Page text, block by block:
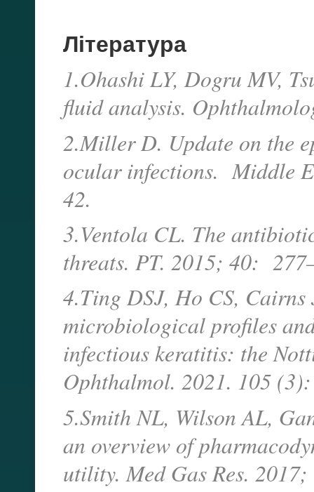
Література
1.Ohashi LY, Dogru MV,
fluid analysis.
2.Miller D. Update on the
ocular infections. Middle
42.
3.Ventola CL. The
threats. PT. 2015; 40:
4.Ting DSJ, Ho CS,
microbiological profiles
infectious keratitis: the
Ophthalmol. 2021. 105
5.Smith NL, Wilson AL,
an overview of
utility. Med Gas Res.